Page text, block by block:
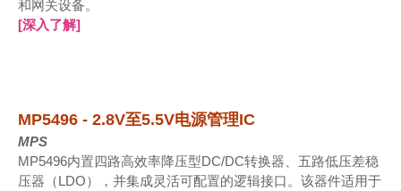
和网关设备。
[深入了解]
MP5496 - 2.8V至5.5V电源管理IC
MPS
MP5496内置四路高效率降压型DC/DC转换器、五路低压差稳
压器（LDO），并集成灵活可配置的逻辑接口。该器件适用于